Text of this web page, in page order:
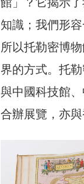
知識；我們形
所以托勒密博
界的方式。托
與中國科技館
合辦展覽，亦